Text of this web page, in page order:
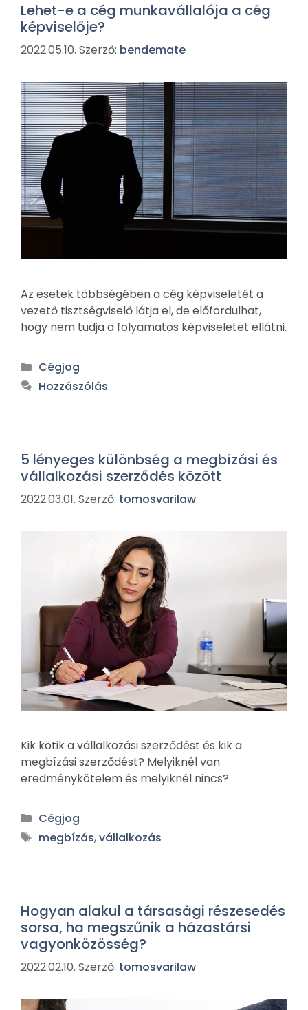
Lehet-e a cég munkavállalója a cég
képviselője?
2022.05.10. Szerző: bendemate
Az esetek többségében a cég képviseletét a
vezető tisztségviselő látja el, de előfordulhat,
hogy nem tudja a folyamatos képviseletet ellátni.
Cégjog
Hozzászólás
5 lényeges különbség a megbízási és
vállalkozási szerződés között
2022.03.01. Szerző: tomosvarilaw
Kik kötik a vállalkozási szerződést és kik a
megbízási szerződést? Melyiknél van
eredménykötelem és melyiknél nincs?
Cégjog
megbízás,vállalkozás
Hogyan alakul a társasági részesedés
sorsa, ha megszűnik a házastársi
vagyonközösség?
2022.02.10. Szerző: tomosvarilaw